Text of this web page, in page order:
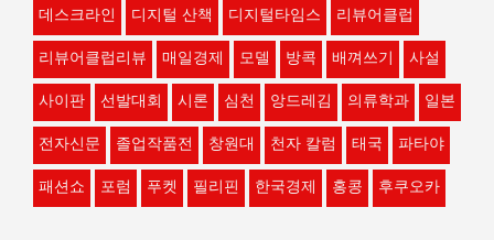
데스크라인
디지털 산책 디지털타임스
리뷰어클럽
리뷰어클럽리뷰
매일경제 모델 방콕 배껴쓰기
사설
사이판
선발대회 시론 심천 앙드레김 의류학과
일본
전자신문
졸업작품전 창원대 천자 칼럼 태국
파타야
패션쇼
포럼 푸켓 필리핀 한국경제 홍콩 후쿠오카